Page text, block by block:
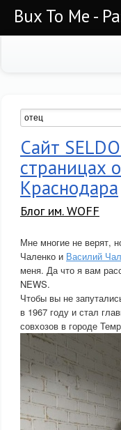
Bux To Me -
Сайт
страницах
Краснодара
Блог им. WOFF
Мне многие не верят,
Чаленко и Василий
меня. Да что я вам
NEWS.
Чтобы вы не
в 1967 году и стал
совхозов в городе